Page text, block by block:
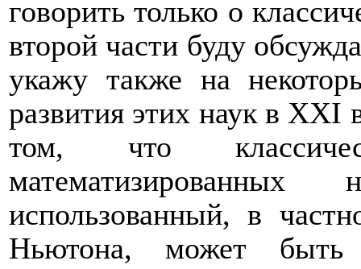
говорить только о
второй части буду
укажу также на
развития этих наук в XXI
том, что
использованный, в
Ньютона, может